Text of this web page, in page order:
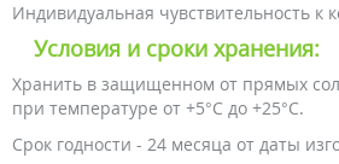
Индивидуальная чувствительность к
Условия и сроки хранения:
Хранить в защищенном от прямых
при температуре от +5°C до +25°C.
Срок годности - 24 месяца от даты